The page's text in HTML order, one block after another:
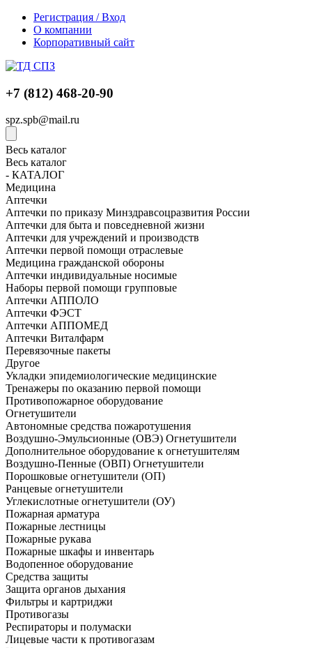
Регистрация / Вход
О компании
Корпоративный сайт
+7 (812) 468-20-90
spz.spb@mail.ru
Весь каталог
Весь каталог
- КАТАЛОГ
Медицина
Аптечки
Аптечки по приказу Минздравсоцразвития России
Аптечки для быта и повседневной жизни
Аптечки для учреждений и производств
Аптечки первой помощи отраслевые
Медицина гражданской обороны
Аптечки индивидуальные носимые
Наборы первой помощи групповые
Аптечки АППОЛО
Аптечки ФЭСТ
Аптечки АППОМЕД
Аптечки Виталфарм
Перевязочные пакеты
Другое
Укладки эпидемиологические медицинские
Тренажеры по оказанию первой помощи
Противопожарное оборудование
Огнетушители
Автономные средства пожаротушения
Воздушно-Эмульсионные (ОВЭ) Огнетушители
Дополнительное оборудование к огнетушителям
Воздушно-Пенные (ОВП) Огнетушители
Порошковые огнетушители (ОП)
Ранцевые огнетушители
Углекислотные огнетушители (ОУ)
Пожарная арматура
Пожарные лестницы
Пожарные рукава
Пожарные шкафы и инвентарь
Водопенное оборудование
Средства защиты
Защита органов дыхания
Фильтры и картриджи
Противогазы
Респираторы и полумаски
Лицевые части к противогазам